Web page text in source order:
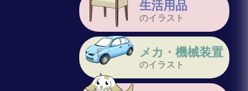
生活用品
のイラスト
メカ・機械装置
のイラスト